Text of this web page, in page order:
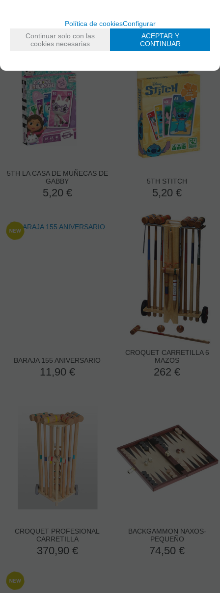
5TH LA CASA DE MUÑECAS DE
GABBY
5,20 €
5TH STITCH
5,20 €
BARAJA 155 ANIVERSARIO
11,90 €
CROQUET CARRETILLA 6
MAZOS
262 €
CROQUET PROFESIONAL
CARRETILLA
370,90 €
BACKGAMMON NAXOS-
PEQUEÑO
74,50 €
Política de cookiesConfigurar
Continuar solo con las
cookies necesarias
ACEPTAR Y
CONTINUAR